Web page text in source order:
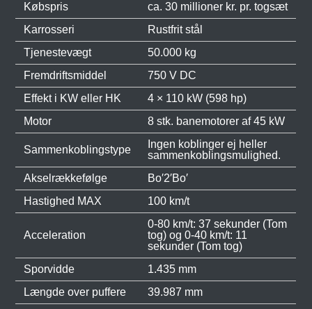
Købspris
ca. 30 millioner kr. pr. togsæt
Karrosseri
Rustfrit stål
Tjenestevægt
50.000 kg
Fremdriftsmiddel
750 V DC
Effekt i KW eller HK
4 × 110 kW (598 hp)
Motor
8 stk. banemotorer af 45 kW
Sammenkoblingstype
Ingen koblinger ej heller
sammenkoblingsmulighed.
Akselrækkefølge
Bo′2′Bo′
Hastighed MAX
100 km/t
Acceleration
0-80 km/t: 37 sekunder (Tom
tog) og 0-40 km/t: 11
sekunder (Tom tog)
Sporvidde
1.435 mm
Længde over puffere
39.987 mm